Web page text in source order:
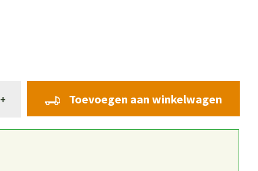
+ Toevoegen aan winkelwagen